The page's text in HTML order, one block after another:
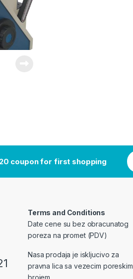
coupon for first shopping
Terms and Conditions
Date cene su bez obracunatog
poreza na promet (PDV)
Nasa prodaja je iskljucivo za
pravna lica sa vezecim poreskim